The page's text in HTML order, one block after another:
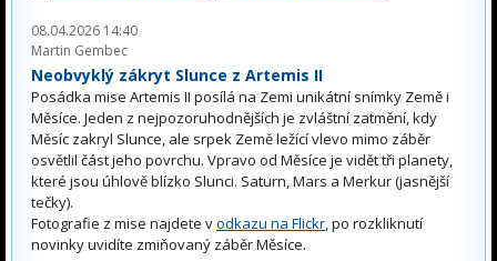
08.04.2026 14:40
Martin Gembec
Neobvyklý zákryt Slunce z Artemis II
Posádka mise Artemis II posílá na Zemi unikátní snímky Země i
Měsíce. Jeden z nejpozoruhodnějších je zvláštní zatmění, kdy
Měsíc zakryl Slunce, ale srpek Země ležící vlevo mimo záběr
osvětlil část jeho povrchu. Vpravo od Měsíce je vidět tři planety,
které jsou úhlově blízko Slunci. Saturn, Mars a Merkur (jasnější
tečky).
Fotografie z mise najdete vodkazu na Flickr, po rozkliknutí
novinky uvidíte zmiňovaný záběr Měsíce.